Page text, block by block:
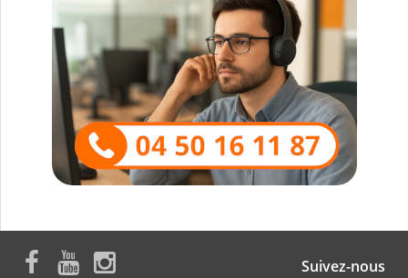
Suivez-nous